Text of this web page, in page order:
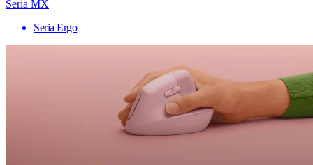
Seria MX
Seria Ergo